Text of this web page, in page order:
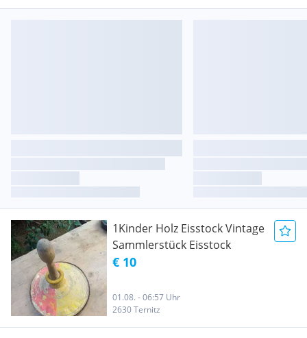
1Kinder Holz Eisstock Vintage
Sammlerstück Eisstock
€ 10
01.08. - 06:57 Uhr
2630 Ternitz